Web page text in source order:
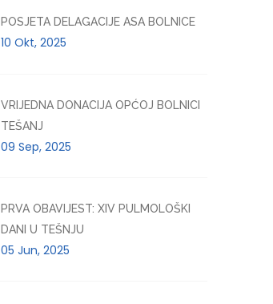
POSJETA DELAGACIJE ASA BOLNICE
10 Okt, 2025
VRIJEDNA DONACIJA OPĆOJ BOLNICI
TEŠANJ
09 Sep, 2025
PRVA OBAVIJEST: XIV PULMOLOŠKI
DANI U TEŠNJU
05 Jun, 2025